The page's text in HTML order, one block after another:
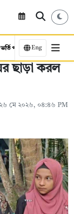
ভর্তি পরীক্ষা কর্মসংস্থান
Eng
ছাড়া করল
২৬ মে ২০২৬, ০৪:৪৬ PM